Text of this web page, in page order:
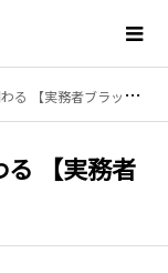
者ブラッシュアップ研修】
【実務者